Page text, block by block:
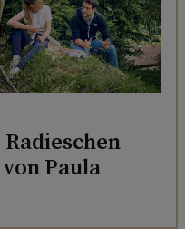
Paula